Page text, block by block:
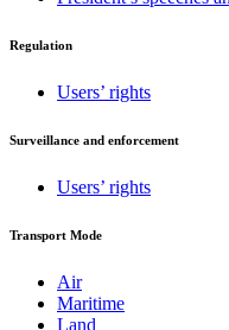
Regulation
Users’ rights
Surveillance and enforcement
Users’ rights
Transport Mode
Air
Maritime
Land